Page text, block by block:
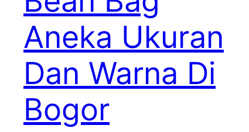
Aneka Ukuran
Dan Warna Di
Bogor